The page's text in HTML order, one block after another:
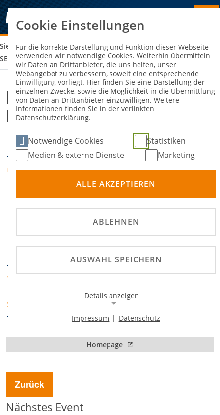
Sie sind hier: DMSB SIMRACING CHAMPIONSHIP ENDURANCE
SERIES 2025 – EVENT 1
DMSB SimRacing Championship
Endurance Series 2025 – Event 1
DATUM 06. Juli 2025
ORT Online
PRÄDIKATE
DMSB-SimRacing-
Endurance-
VERANSTALTER
SPORTABTEILUNG ADAC Mittelrhein
Homepage
Zurück
Nächstes Event
Cookie Einstellungen
Für die korrekte Darstellung und Funktion dieser Webseite
verwenden wir notwendige Cookies. Weiterhin übermitteln
wir Daten an Drittanbieter, die uns helfen, unser
Webangebot zu verbessern, soweit eine entsprechende
Einwilligung vorliegt. Hier finden Sie eine Darstellung der
einzelnen Zwecke, sowie die Möglichkeit in die Übermittlung
von Daten an Drittanbieter einzuwilligen. Weitere
Informationen finden Sie in der verlinkten
Datenschutzerklärung.
Notwendige Cookies
Statistiken
Medien & externe Dienste
Marketing
ALLE AKZEPTIEREN
ABLEHNEN
AUSWAHL SPEICHERN
Details anzeigen
Notwendige Cookies ermöglichen die Kernfunktionalität
einer Website. Sie helfen dabei, die Website nutzbar zu
Background Image
Impressum | Datenschutz